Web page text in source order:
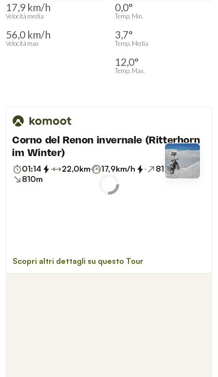
17,9 km/h
Velocità media
56,0 km/h
Velocità max
0,0°
Temp. Min.
3,7°
Temp. Media
12,0°
Temp. Max.